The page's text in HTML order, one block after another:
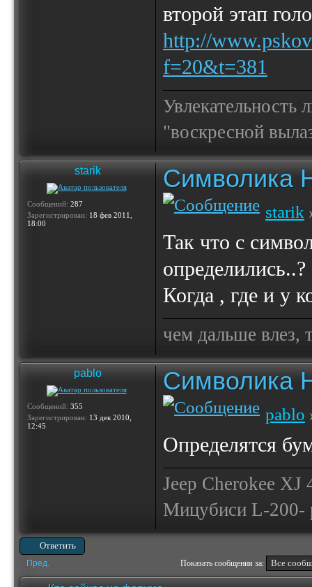
второй этап
http://
f=20&t=381
Увлекательность
"воскресной
starik
Сообщений: 287
Зарегистрирован: 18 фев 2011,
18:00
Символика
starik
Так что с
определились..?
Когда , где и у
чем дальше влез,
pablo
Сообщений: 355
Зарегистрирован: 13 дек 2010,
12:45
Символика
pablo
Определятся
Jeep Cherokee
Мицубиси L-200-
Ответить
Пред. Показать сообщения за: